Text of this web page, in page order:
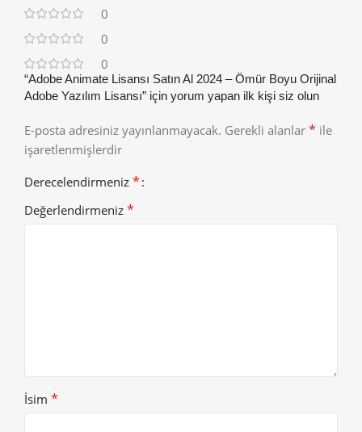
0
0
0
“Adobe Animate Lisansı Satın Al 2024 – Ömür Boyu Orijinal
Adobe Yazılım Lisansı” için yorum yapan ilk kişi siz olun
E-posta adresiniz yayınlanmayacak. Gerekli alanlar * ile
işaretlenmişlerdir
Derecelendirmeniz *
Değerlendirmeniz *
İsim *